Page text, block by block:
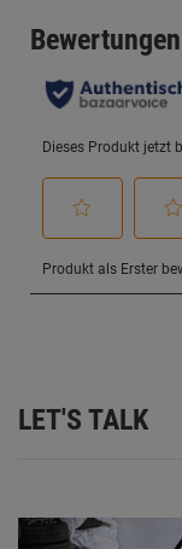
LET'S TALK